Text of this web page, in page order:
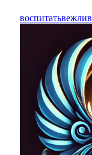
воспитать